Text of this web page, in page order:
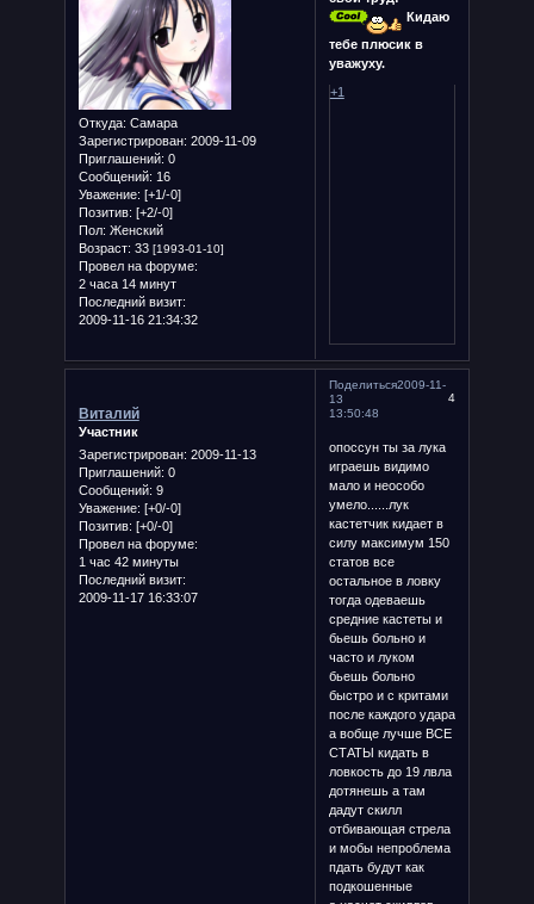
Откуда: Самара
Зарегистрирован: 2009-11-09
Приглашений: 0
Сообщений: 16
Уважение: [+1/-0]
Позитив: [+2/-0]
Пол: Женский
Возраст: 33 [1993-01-10]
Провел на форуме:
2 часа 14 минут
Последний визит:
2009-11-16 21:34:32
Кидаю
тебе плюсик в
уважуху.
+1
Поделиться
4
2009-11-
13
13:50:48
Виталий
Участник
Зарегистрирован: 2009-11-13
Приглашений: 0
Сообщений: 9
Уважение: [+0/-0]
Позитив: [+0/-0]
Провел на форуме:
1 час 42 минуты
Последний визит:
2009-11-17 16:33:07
опоссун ты за лука
играешь видимо
мало и неособо
умело......лук
кастетчик кидает в
силу максимум 150
статов все
остальное в ловку
тогда одеваешь
средние кастеты и
бьешь больно и
часто и луком
бьешь больно
быстро и с критами
после каждого удара
а вобще лучше ВСЕ
СТАТЫ кидать в
ловкость до 19 лвла
дотянешь а там
дадут скилл
отбивающая стрела
и мобы непроблема
пдать будут как
подкошенные